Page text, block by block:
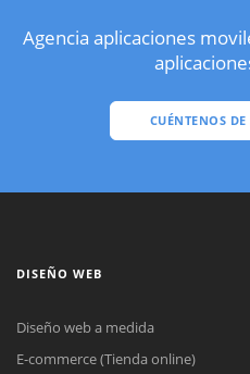
Agencia aplicaciones
CUÉNTENOS DE
DISEÑO WEB
Diseño web a medida
E-commerce (Tienda online)